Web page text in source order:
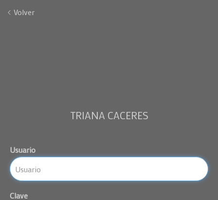
Volver
TRIANA CACERES
Usuario
Clave